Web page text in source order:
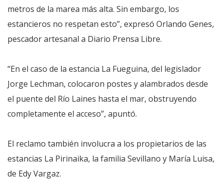
metros de la marea más alta. Sin embargo, los
estancieros no respetan esto”, expresó Orlando Genes,
pescador artesanal a Diario Prensa Libre.
“En el caso de la estancia La Fueguina, del legislador
Jorge Lechman, colocaron postes y alambrados desde
el puente del Río Laines hasta el mar, obstruyendo
completamente el acceso”, apuntó.
El reclamo también involucra a los propietarios de las
estancias La Pirinaika, la familia Sevillano y María Luisa,
de Edy Vargaz.